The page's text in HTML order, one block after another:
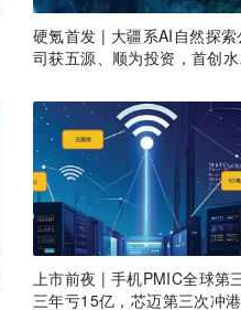
硬氪首发 | 大疆系AI自然探索
司获五源、顺为投资，首创
上市前夜 | 手机PMIC全球第
三年亏15亿，芯迈第三次冲